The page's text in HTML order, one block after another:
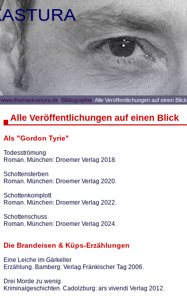
www.thomaskastura.de: Bibliographie: Alle Veröffentlichungen auf einen Blick
Alle Veröffentlichungen auf einen Blick
Als "Gordon Tyrie"
Todesströmung
Roman. München: Droemer Verlag 2018.
Schottensterben
Roman. München: Droemer Verlag 2020.
Schottenkomplott
Roman. München: Droemer Verlag 2022.
Schottenschuss
Roman. München: Droemer Verlag 2024.
Die Brandeisen & Küps-Erzählungen
Eine Leiche im Gärkeller
Erzählung. Bamberg: Verlag Fränkischer Tag 2006.
Drei Morde zu wenig
Kriminalgeschichten. Cadolzburg: ars vivendi Verlag 2012.